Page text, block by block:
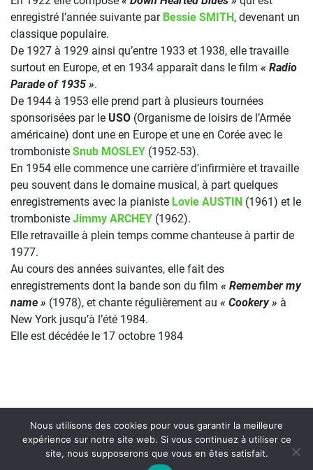
enregistré l’année suivante par Bessie SMITH, devenant un
classique populaire.
De 1927 à 1929 ainsi qu’entre 1933 et 1938, elle travaille
surtout en Europe, et en 1934 apparaît dans le film « Radio
Parade of 1935 ».
De 1944 à 1953 elle prend part à plusieurs tournées
sponsorisées par le USO (Organisme de loisirs de l’Armée
américaine) dont une en Europe et une en Corée avec le
tromboniste Snub MOSLEY (1952-53).
En 1954 elle commence une carrière d’infirmière et travaille
peu souvent dans le domaine musical, à part quelques
enregistrements avec la pianiste Lovie AUSTIN (1961) et le
tromboniste Jimmy ARCHEY (1962).
Elle retravaille à plein temps comme chanteuse à partir de
1977.
Au cours des années suivantes, elle fait des
enregistrements dont la bande son du film « Remember my
name » (1978), et chante régulièrement au « Cookery » à
New York jusqu’à l’été 1984.
Elle est décédée le 17 octobre 1984
On Air : CHARLIE BARNET
Nous utilisons des cookies pour vous garantir la meilleure
expérience sur notre site web. Si vous continuez à utiliser ce
site, nous supposerons que vous en êtes satisfait.